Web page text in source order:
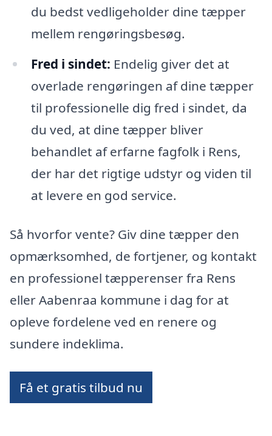
du bedst vedligeholder dine tæpper
mellem rengøringsbesøg.
Fred i sindet: Endelig giver det at
overlade rengøringen af dine tæpper
til professionelle dig fred i sindet, da
du ved, at dine tæpper bliver
behandlet af erfarne fagfolk i Rens,
der har det rigtige udstyr og viden til
at levere en god service.
Så hvorfor vente? Giv dine tæpper den
opmærksomhed, de fortjener, og kontakt
en professionel tæpperenser fra Rens
eller Aabenraa kommune i dag for at
opleve fordelene ved en renere og
sundere indeklima.
Få et gratis tilbud nu